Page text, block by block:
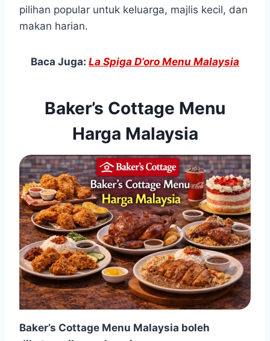
pilihan popular untuk keluarga, majlis kecil, dan
makan harian.
Baca Juga: La Spiga D’oro Menu Malaysia
Baker’s Cottage Menu
Harga Malaysia
Baker’s Cottage Menu Malaysia boleh